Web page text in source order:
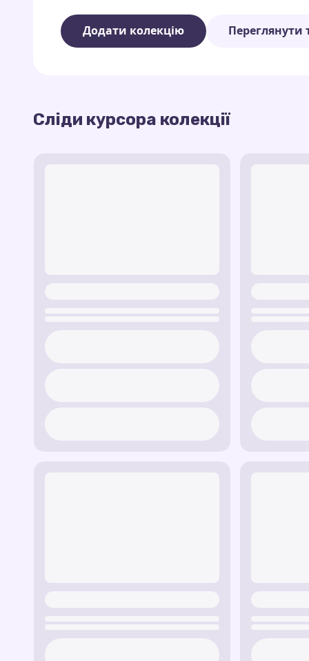
Тваринок і популярні емодзі.
Символи, які виражають різні настрої та
Додати колекцію Переглянути
Сліди курсора колекції